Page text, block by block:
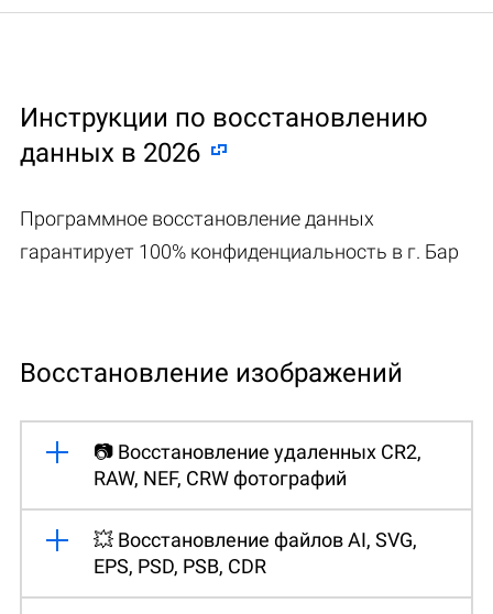
Инструкции по восстановлению
данных в 2026
Программное восстановление данных
гарантирует 100% конфиденциальность в г. Бар
Восстановление изображений
📷 Восстановление удаленных CR2,
RAW, NEF, CRW фотографий
💥 Восстановление файлов AI, SVG,
EPS, PSD, PSB, CDR